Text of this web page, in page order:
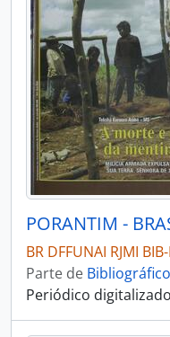
BR DFFUNAI RJMI
Parte de Bibliográfico
Periódico digitalizado